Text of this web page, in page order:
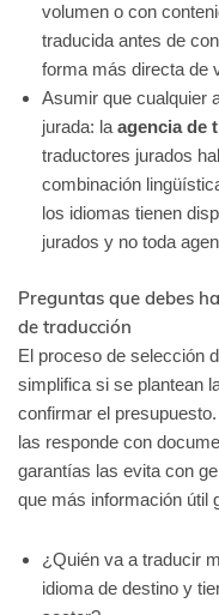
volumen o con
traducida antes de
forma más directa de
Asumir que cualquier
jurada: laagencia de
traductores jurados
combinación
los idiomas tienen
jurados y no toda
Preguntas que debes
de traducción
El proceso de selección
simplifica si se plantean
confirmar el
las responde con
garantías las evita con
que más información útil
¿Quién va a traducir
idioma de destino y